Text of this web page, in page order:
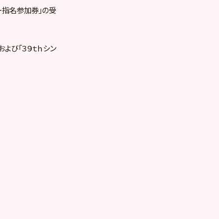
指名参加券」の受
び「３９ｔｈシン